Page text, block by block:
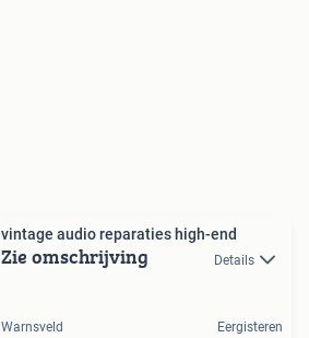
vintage audio reparaties high-end
Zie omschrijving Details
Warnsveld Eergisteren